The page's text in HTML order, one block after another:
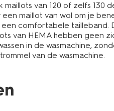
van 120 of zelfs 130
maillot van wol om je
comfortabele tailleband.
van HEMA hebben geen
in de wasmachine,
van de wasmachine.